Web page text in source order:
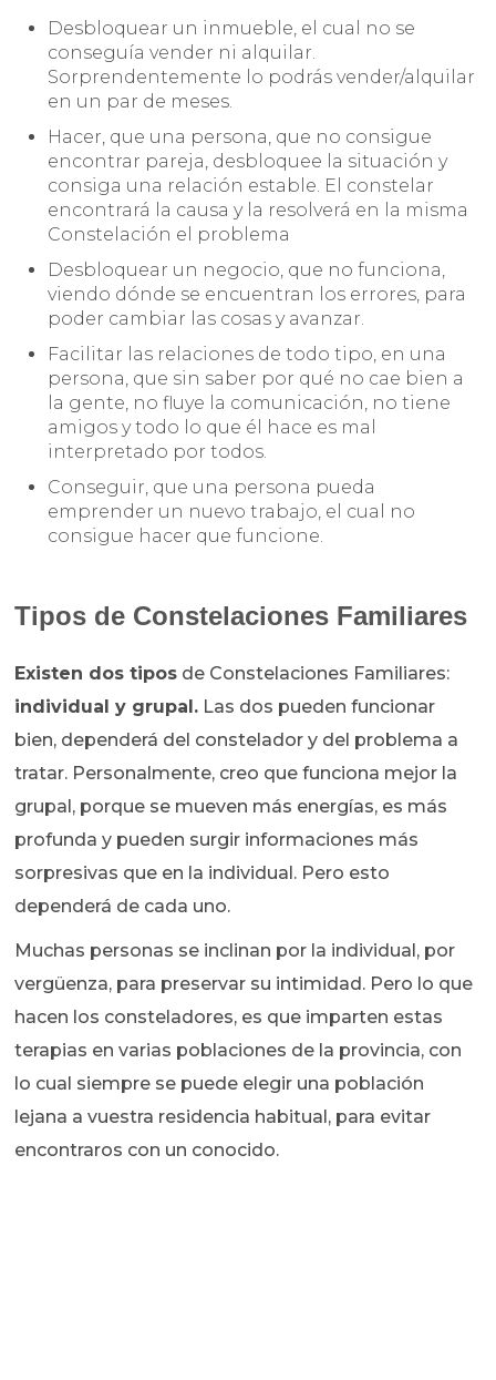
Desbloquear un inmueble, el cual no se
conseguía vender ni alquilar.
Sorprendentemente lo podrás vender/alquilar
en un par de meses.
Hacer, que una persona, que no consigue
encontrar pareja, desbloquee la situación y
consiga una relación estable. El constelar
encontrará la causa y la resolverá en la misma
Constelación el problema
Desbloquear un negocio, que no funciona,
viendo dónde se encuentran los errores, para
poder cambiar las cosas y avanzar.
Facilitar las relaciones de todo tipo, en una
persona, que sin saber por qué no cae bien a
la gente, no fluye la comunicación, no tiene
amigos y todo lo que él hace es mal
interpretado por todos.
Conseguir, que una persona pueda
emprender un nuevo trabajo, el cual no
consigue hacer que funcione.
Tipos de Constelaciones Familiares
Existen dos tipos de Constelaciones Familiares:
individual y grupal. Las dos pueden funcionar
bien, dependerá del constelador y del problema a
tratar. Personalmente, creo que funciona mejor la
grupal, porque se mueven más energías, es más
profunda y pueden surgir informaciones más
sorpresivas que en la individual. Pero esto
dependerá de cada uno.
Muchas personas se inclinan por la individual, por
vergüenza, para preservar su intimidad. Pero lo que
hacen los consteladores, es que imparten estas
terapias en varias poblaciones de la provincia, con
lo cual siempre se puede elegir una población
lejana a vuestra residencia habitual, para evitar
encontraros con un conocido.